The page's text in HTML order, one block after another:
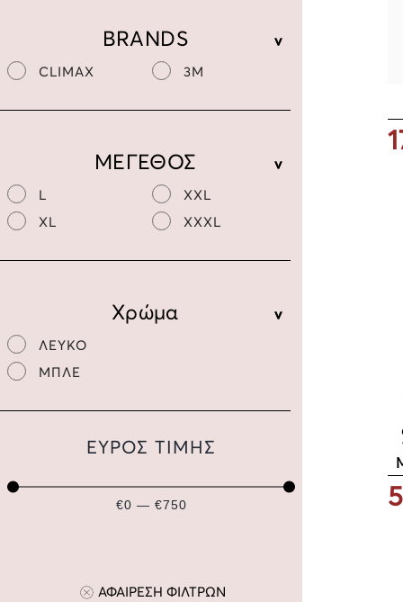
BRANDS
CLIMAX 3M
ΜΕΓΕΘΟΣ
L
XL
XXL
XXXL
Χρώμα
ΛΕΥΚΟ
ΜΠΛΕ
ΕΥΡΟΣ ΤΙΜΗΣ
€0 — €750
ΑΦΑΙΡΕΣΗ ΦΙΛΤΡΩΝ